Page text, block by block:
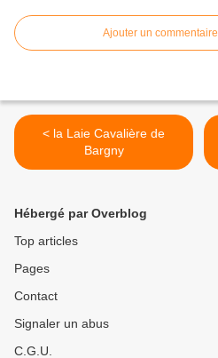
Ajouter un commentaire
< la Laie Cavalière de
Bargny
Hébergé par Overblog
Top articles
Pages
Contact
Signaler un abus
C.G.U.